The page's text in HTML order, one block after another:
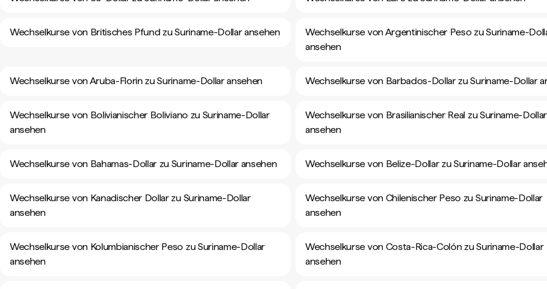
Wechselkurse von Britisches Pfund zu Suriname-Dollar ansehen
Wechselkurse von Argentinischer Peso zu Suriname-
ansehen
Wechselkurse von Aruba-Florin zu Suriname-Dollar ansehen Wechselkurse von Barbados-Dollar zu Suriname-Dollar
Wechselkurse von Bolivianischer Boliviano zu Suriname-Dollar
ansehen
Wechselkurse von Brasilianischer Real zu Suriname-Dollar
ansehen
Wechselkurse von Bahamas-Dollar zu Suriname-Dollar ansehen Wechselkurse von Belize-Dollar zu Suriname-Dollar
Wechselkurse von Kanadischer Dollar zu Suriname-Dollar
ansehen
Wechselkurse von Chilenischer Peso zu Suriname-Dollar
ansehen
Wechselkurse von Kolumbianischer Peso zu Suriname-Dollar
ansehen
Wechselkurse von Costa-Rica-Colón zu Suriname-Dollar
ansehen